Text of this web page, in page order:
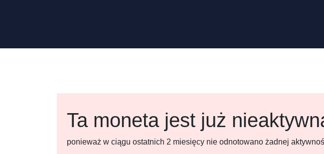
Ta moneta jest już
ponieważ w ciągu ostatnich 2 miesięcy nie odnotowano żadnej